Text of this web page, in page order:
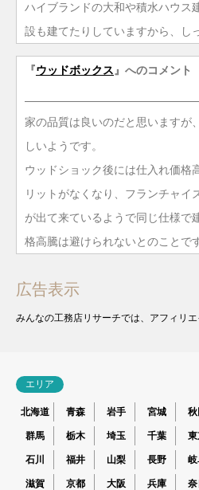
ハイブランドの大和や積水ハウス
設も建てたりしていますから、し
『ウッドボックス』へのコメント
家の品質は良いのだと思いますが
しいようです。
ウッドショック後には仕入れ価格
リットがなくなり、フランチャイ
が出て来ているようで同じ仕様で
格高騰は避けられないとのことで
広告表示
みんなの工務店リサーチでは、アフィリエ
エリア
北海道 青森 岩手 宮城 秋
群馬 栃木 埼玉 千葉 東
石川 福井 山梨 長野 岐
滋賀 京都 大阪 兵庫 奈